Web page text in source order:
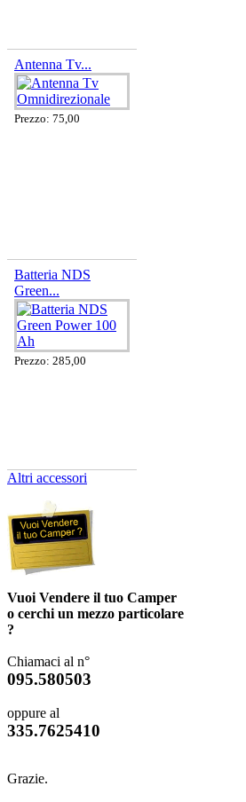
Antenna Tv...
Prezzo: 75,00
Batteria NDS
Green...
Prezzo: 285,00
Altri accessori
Vuoi Vendere il tuo Camper
o cerchi un mezzo particolare
?
Chiamaci al n°
095.580503
oppure al
335.7625410
Grazie.